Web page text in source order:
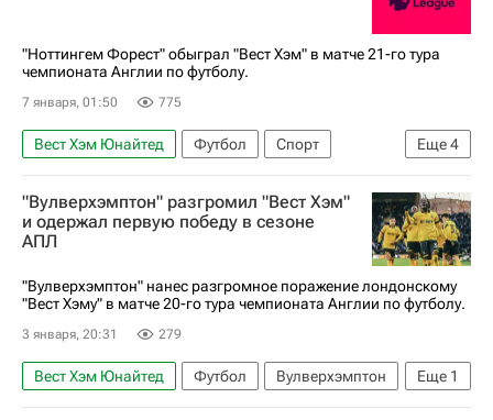
"Ноттингем Форест" обыграл "Вест Хэм" в матче 21-го тура
чемпионата Англии по футболу.
7 января, 01:50 775
Еще4
Вест Хэм Юнайтед Футбол
Спорт
Николас Домингес
Ноттингем Форест
Морган Гиббс-Уайт
АПЛ 2026-2027 (Чемпионат Англии по футболу)
"Вулверхэмптон" разгромил "Вест Хэм"
и одержал первую победу в сезоне
АПЛ
"Вулверхэмптон" нанес разгромное поражение лондонскому
"Вест Хэму" в матче 20-го тура чемпионата Англии по футболу.
3 января, 20:31 279
Еще 1
Вест Хэм Юнайтед Футбол
Вулверхэмптон
АПЛ 2026-2027 (Чемпионат Англии по футболу)